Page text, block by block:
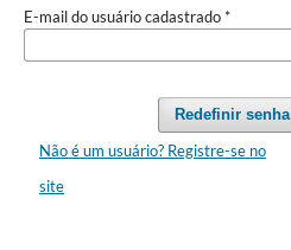
E-mail do usuário cadastrado*
Redefinir senha
Não é um usuário? Registre-se no
site